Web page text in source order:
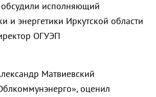
исполняющий
и энергетики Иркутской области
ОГУЭП
Матвиевский
оценил